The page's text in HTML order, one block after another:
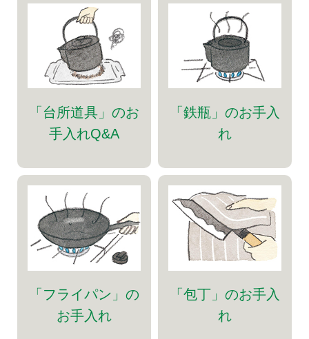
「台所道具」のお
手入れQ&A
「鉄瓶」のお手入
れ
「フライパン」の
お手入れ
「包丁」のお手入
れ